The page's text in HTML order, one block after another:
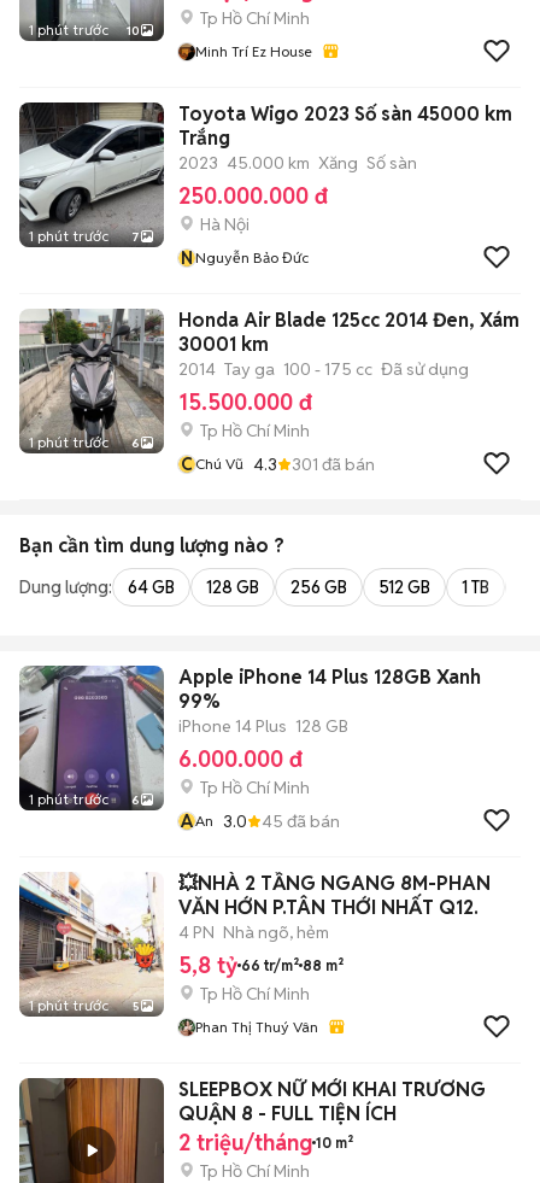
1 phút trước 10
Tp Hồ Chí Minh
Minh Trí Ez House
1 phút trước 7
Toyota Wigo 2023 Số sàn 45000 km
Trắng
2023 45.000 km Xăng Số sàn
250.000.000 đ
Hà Nội
NNguyễn Bảo Đức
1 phút trước 6
Honda Air Blade 125cc 2014 Đen, Xám
30001 km
2014 Tay ga 100 - 175 cc Đã sử dụng
15.500.000 đ
Tp Hồ Chí Minh
CChú Vũ 4.3 301 đã bán
Bạn cần tìm dung lượng nào ?
Dung lượng: 64 GB 128 GB 256 GB 512 GB 1 TB
1 phút trước 6
Apple iPhone 14 Plus 128GB Xanh
99%
iPhone 14 Plus 128 GB
6.000.000 đ
Tp Hồ Chí Minh
AAn 3.0 45 đã bán
1 phút trước 5
💥NHÀ 2 TẦNG NGANG 8M-PHAN
VĂN HỚN P.TÂN THỚI NHẤT Q12.
4 PN Nhà ngõ, hẻm
5,8 tỷ 66 tr/m² 88 m²
Tp Hồ Chí Minh
Phan Thị Thuý Vân
SLEEPBOX NỮ MỚI KHAI TRƯƠNG
QUẬN 8 - FULL TIỆN ÍCH
2 triệu/tháng 10 m²
Tp Hồ Chí Minh